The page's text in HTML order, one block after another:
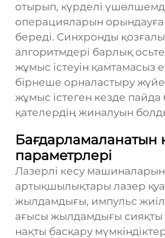
отырып, күрделі
операцияларын орындауға
береді. Синхронды
алгоритмдері барлық
жұмыс істеуін қамтамасыз
бірнеше орналастыру
жұмыс істеген кезде пайда
қателердің жиналуын
Бағдарламаланатын
параметрлері
Лазерлі кесу
артықшылықтары лазер
жылдамдығы, импульс
ағысы жылдамдығы сияқты
нақты басқару